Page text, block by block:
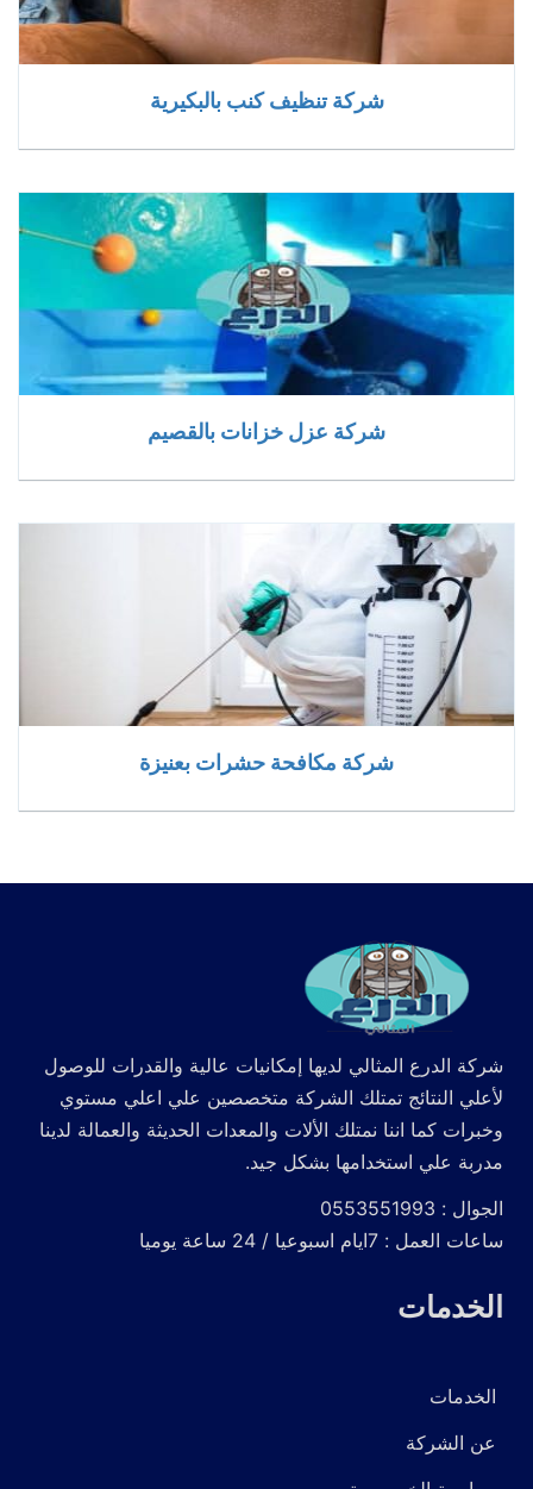
شركة تنظيف كنب بالبكيرية
شركة عزل خزانات بالقصيم
شركة مكافحة حشرات بعنيزة
شركة الدرع المثالي لديها إمكانيات عالية والقدرات للوصول
لأعلي النتائج تمتلك الشركة متخصصين علي اعلي مستوي
وخبرات كما اننا نمتلك الألات والمعدات الحديثة والعمالة لدينا
مدربة علي استخدامها بشكل جيد.
الجوال : 0553551993
ساعات العمل : 7ايام اسبوعيا / 24 ساعة يوميا
الخدمات
الخدمات
عن الشركة